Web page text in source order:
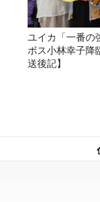
ユイカ「一番の
ボス小林幸子降
送後記】